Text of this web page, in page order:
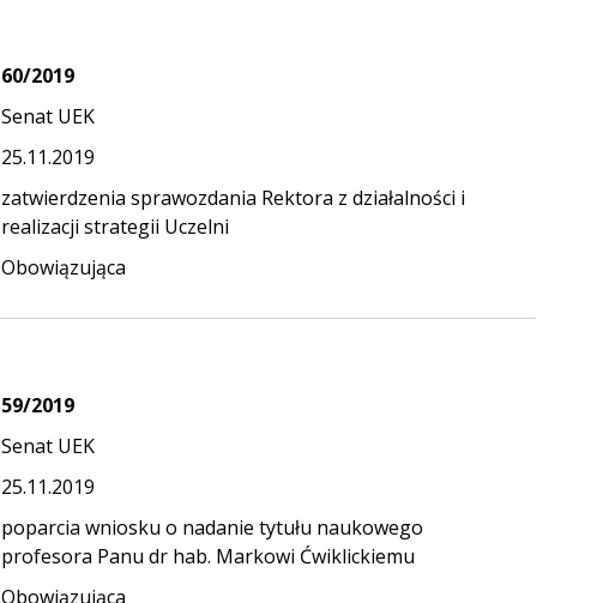
60/2019
Senat UEK
25.11.2019
zatwierdzenia sprawozdania Rektora z działalności i
realizacji strategii Uczelni
Obowiązująca
59/2019
Senat UEK
25.11.2019
poparcia wniosku o nadanie tytułu naukowego
profesora Panu dr hab. Markowi Ćwiklickiemu
Obowiązująca